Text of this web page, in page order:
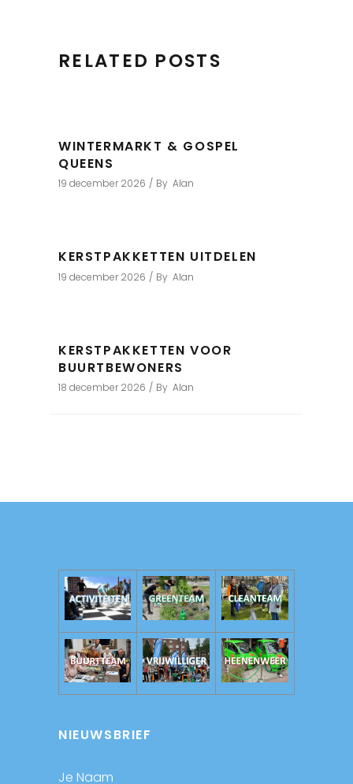
RELATED POSTS
WINTERMARKT & GOSPEL
QUEENS
19 december 2026 By Alan
KERSTPAKKETTEN UITDELEN
19 december 2026 By Alan
KERSTPAKKETTEN VOOR
BUURTBEWONERS
18 december 2026 By Alan
NIEUWSBRIEF
Je Naam